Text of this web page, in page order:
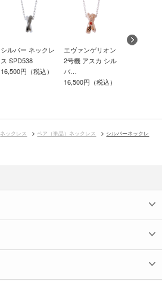
シルバー ネックレ
ス SPD538
16,500円（税込）
エヴァンゲリオン
2号機 アスカ シル
バ…
16,500円（税込）
ネックレス ペア（単品）ネックレス
シルバーネックレ